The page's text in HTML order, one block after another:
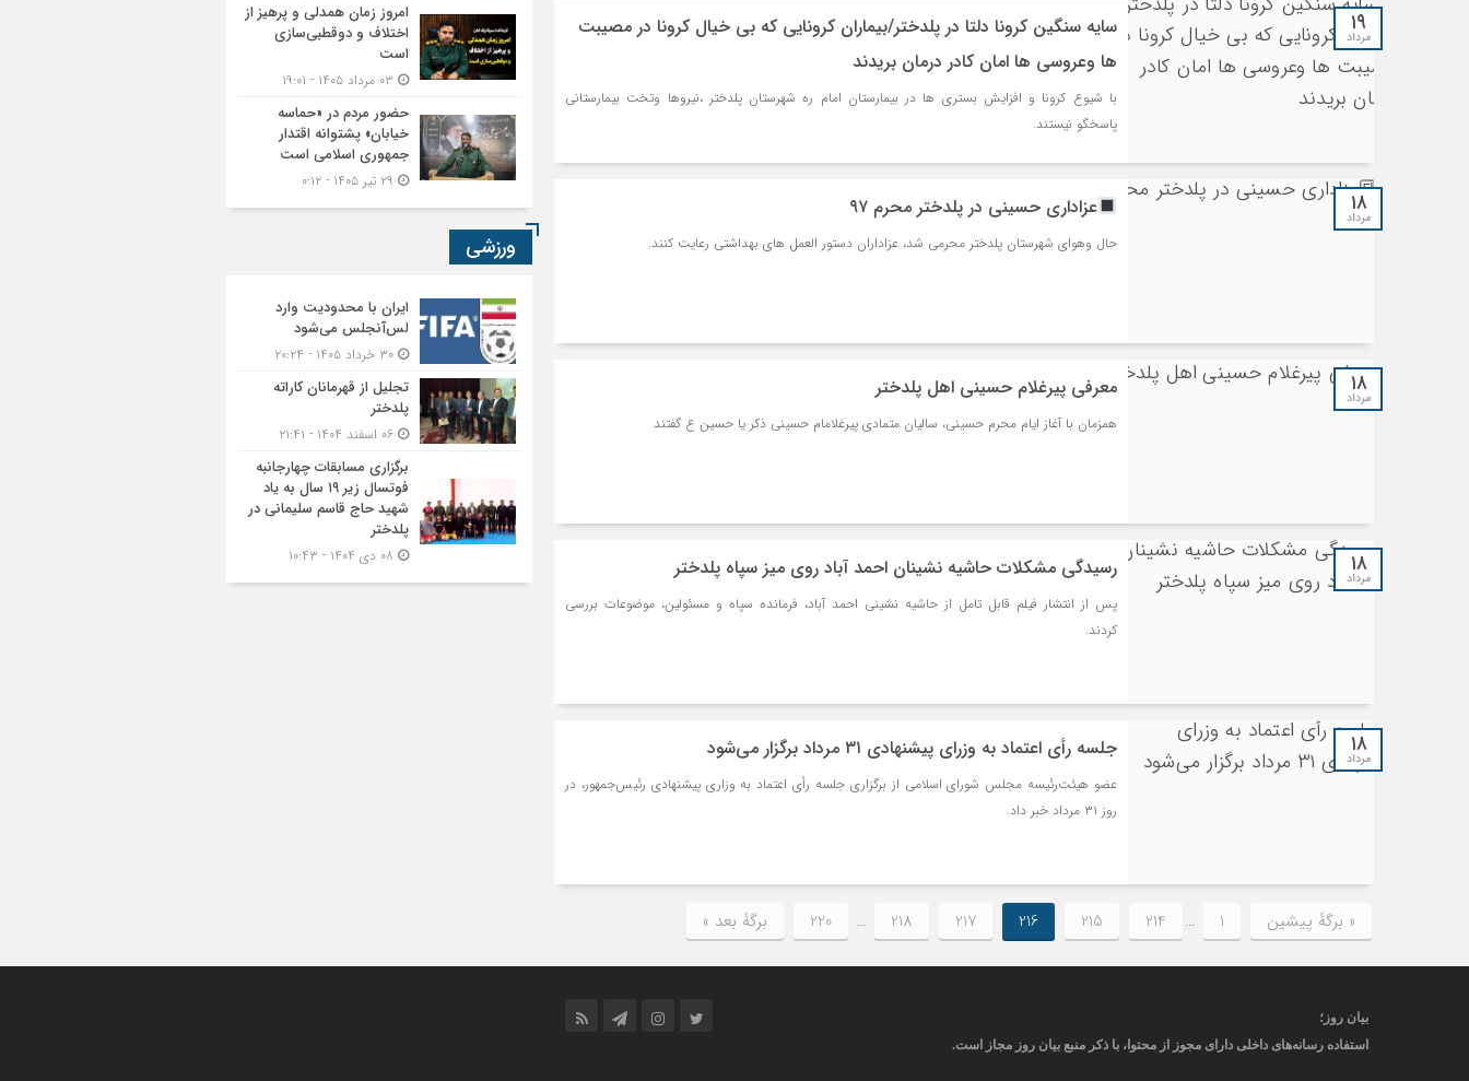
۱۹
مرداد
سایه سنگین کرونا دلتا در پلدختر/بیماران کرونایی که بی خیال کرونا در مصیبت
ها وعروسی ها امان کادر درمان بریدند
با شیوع کرونا و افزایش بستری ها در بیمارستان امام ره شهرستان پلدختر ،نیروها وتخت بیمارستانی
پاسخگو نیستند.
۱۸
مرداد عزاداری حسینی در پلدختر محرم ۹۷
حال وهوای شهرستان پلدختر محرمی شد، عزاداران دستور العمل های بهداشتی رعایت کنند.
۱۸
مرداد معرفی پیرغلام حسینی اهل پلدختر
همزمان با آغاز ایام محرم حسینی، سالیان متمادی پیرغلامام حسینی ذکر یا حسین ع گفتند
۱۸
مرداد رسیدگی مشکلات حاشیه نشینان احمد آباد روی میز سپاه پلدختر
پس از انتشار فیلم قابل تامل از حاشیه نشینی احمد آباد، فرمانده سپاه و مسئولین، موضوعات بررسی
کردند.
۱۸
مرداد جلسه رأی اعتماد به وزرای پیشنهادی ۳۱ مرداد برگزار می‌شود
‌عضو هیئت‌رئیسه مجلس شورای اسلامی از برگزاری جلسه رأی اعتماد به وزاری پیشنهادی رئیس‌جمهور، در
روز ۳۱ مرداد خبر داد.
« برگه‌ٔ پیشین 1
…
214
215
216
217
218
…
220 برگهٔ بعد »
امروز زمان همدلی و پرهیز از
اختلاف و دوقطبی‌سازی
است
حضور مردم در «حماسه
خیابان» پشتوانه اقتدار
جمهوری اسلامی است
ورزشی
ایران با محدودیت وارد
لس‌آنجلس می‌شود
تجلیل از قهرمانان کاراته
پلدختر
برگزاری مسابقات چهارجانبه
فوتسال زیر ۱۹ سال به یاد
شهید حاج قاسم سلیمانی در
پلدختر
بیان روز ؛
استفاده رسانه‌های داخلی دارای مجوز از محتوا، با ذکر منبع بیان روز مجاز است.